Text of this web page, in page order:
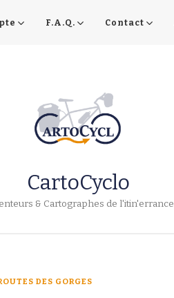
F.A.Q. Contact
CartoCyclo
& Cartographes de l'itin'errance
DES GORGES